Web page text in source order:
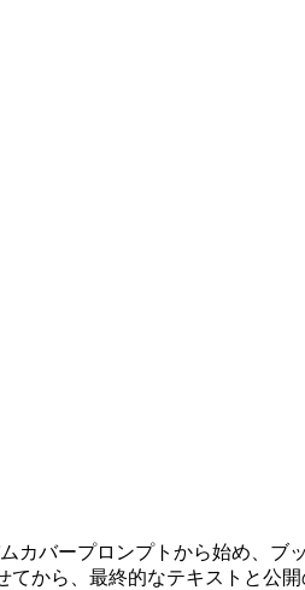
バープロンプトから始め、ブ
から、最終的なテキストと公開